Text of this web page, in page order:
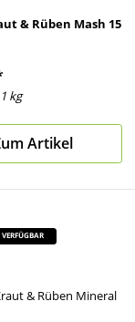
& Rüben Mash 15
kg
Artikel